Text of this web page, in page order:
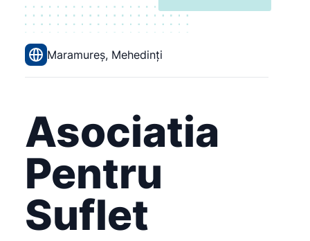
Maramureș, Mehedinți
Asociatia
Pentru
Suflet